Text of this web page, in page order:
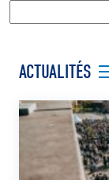
ACTUALITÉS